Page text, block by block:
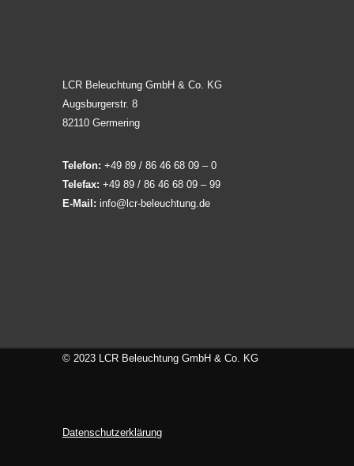
LCR Beleuchtung GmbH & Co. KG
Augsburgerstr. 8
82110 Germering
Telefon: +49 89 / 86 46 68 09 – 0
Telefax: +49 89 / 86 46 68 09 – 99
E-Mail: info@lcr-beleuchtung.de
© 2023 LCR Beleuchtung GmbH & Co. KG
Datenschutzerklärung